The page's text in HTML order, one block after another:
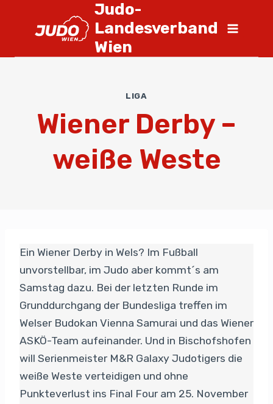
Judo-
Landesverband
Wien
LIGA
Wiener Derby –
weiße Weste
Ein Wiener Derby in Wels? Im Fußball
unvorstellbar, im Judo aber kommt´s am
Samstag dazu. Bei der letzten Runde im
Grunddurchgang der Bundesliga treffen im
Welser Budokan Vienna Samurai und das Wiener
ASKÖ-Team aufeinander. Und in Bischofshofen
will Serienmeister M&R Galaxy Judotigers die
weiße Weste verteidigen und ohne
Punkteverlust ins Final Four am 25. November